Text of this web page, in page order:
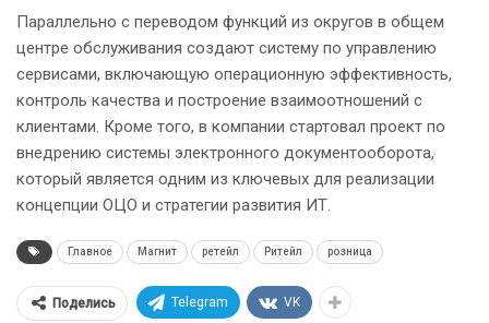
Параллельно с переводом функций из округов в общем
центре обслуживания создают систему по управлению
сервисами, включающую операционную эффективность,
контроль качества и построение взаимоотношений с
клиентами. Кроме того, в компании стартовал проект по
внедрению системы электронного документооборота,
который является одним из ключевых для реализации
концепции ОЦО и стратегии развития ИТ.
Главное Магнит ретейл Ритейл розница
Поделись Telegram VK